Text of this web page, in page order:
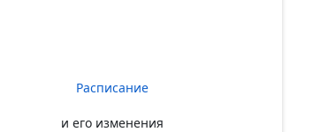
Расписание
и его изменения